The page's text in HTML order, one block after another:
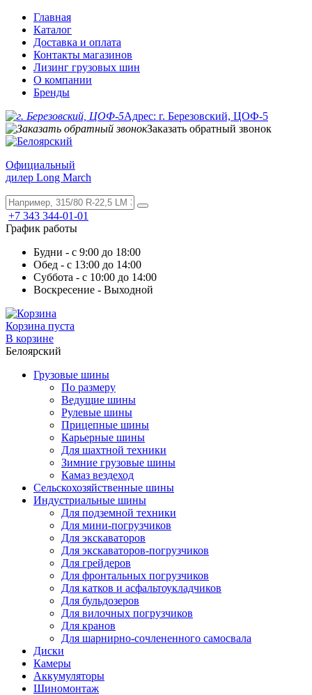
Главная
Каталог
Доставка и оплата
Контакты магазинов
Лизинг грузовых шин
О компании
Бренды
Адрес: г. Березовский, ЦОФ-5
Заказать обратный звонок
Официальный
дилер Long March
+7 343 344-01-01
График работы
Будни - с 9:00 до 18:00
Обед - с 13:00 до 14:00
Суббота - с 10:00 до 14:00
Воскресение - Выходной
Корзина пуста
В корзине
Белоярский
Грузовые шины
По размеру
Ведущие шины
Рулевые шины
Прицепные шины
Карьерные шины
Для шахтной техники
Зимние грузовые шины
Камаз вездеход
Сельскохозяйственные шины
Индустриальные шины
Для подземной техники
Для мини-погрузчиков
Для экскаваторов
Для экскаваторов-погрузчиков
Для грейдеров
Для фронтальных погрузчиков
Для катков и асфальтоукладчиков
Для бульдозеров
Для вилочных погрузчиков
Для кранов
Для шарнирно-сочлененного самосвала
Диски
Камеры
Аккумуляторы
Шиномонтаж